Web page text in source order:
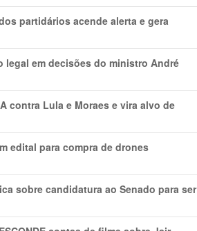
partidários acende alerta e gera
legal em decisões do ministro André
contra Lula e Moraes e vira alvo de
edital para compra de drones
sobre candidatura ao Senado para ser